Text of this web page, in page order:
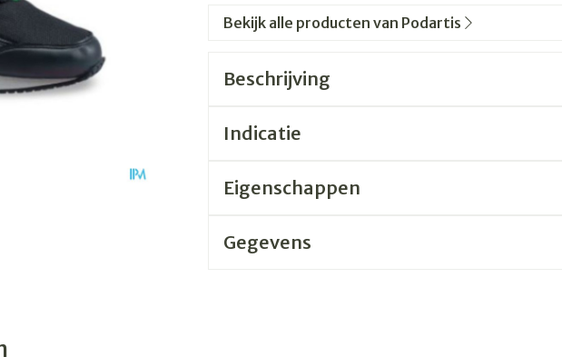
Bekijk alle producten van Podartis
Beschrijving
Indicatie
Eigenschappen
Gegevens